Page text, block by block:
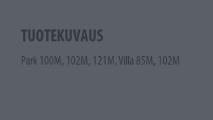
TUOTEKUVAUS
Park 100M, 102M, 121M, Villa 85M, 102M